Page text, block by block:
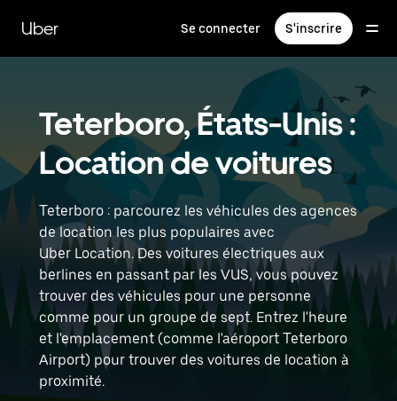
contenu
principal
Uber Se connecter S'inscrire
Teterboro, États-Unis :
Location de voitures
Teterboro : parcourez les véhicules des agences
de location les plus populaires avec
Uber Location. Des voitures électriques aux
berlines en passant par les VUS, vous pouvez
trouver des véhicules pour une personne
comme pour un groupe de sept. Entrez l'heure
et l'emplacement (comme l'aéroport Teterboro
Airport) pour trouver des voitures de location à
proximité.